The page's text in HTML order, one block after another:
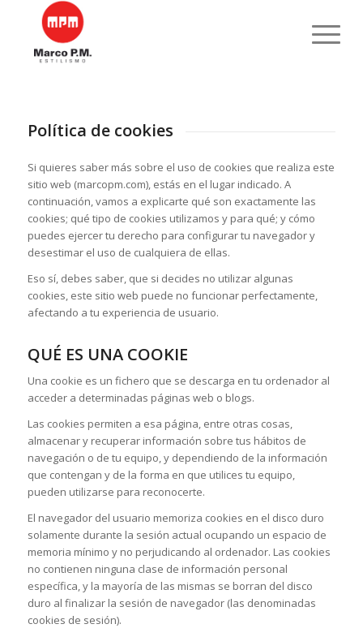
Política de cookies
Si quieres saber más sobre el uso de cookies que realiza este
sitio web (marcopm.com), estás en el lugar indicado. A
continuación, vamos a explicarte qué son exactamente las
cookies; qué tipo de cookies utilizamos y para qué; y cómo
puedes ejercer tu derecho para configurar tu navegador y
desestimar el uso de cualquiera de ellas.
Eso sí, debes saber, que si decides no utilizar algunas
cookies, este sitio web puede no funcionar perfectamente,
afectando a tu experiencia de usuario.
QUÉ ES UNA COOKIE
Una cookie es un fichero que se descarga en tu ordenador al
acceder a determinadas páginas web o blogs.
Las cookies permiten a esa página, entre otras cosas,
almacenar y recuperar información sobre tus hábitos de
navegación o de tu equipo, y dependiendo de la información
que contengan y de la forma en que utilices tu equipo,
pueden utilizarse para reconocerte.
El navegador del usuario memoriza cookies en el disco duro
solamente durante la sesión actual ocupando un espacio de
memoria mínimo y no perjudicando al ordenador. Las cookies
no contienen ninguna clase de información personal
específica, y la mayoría de las mismas se borran del disco
duro al finalizar la sesión de navegador (las denominadas
cookies de sesión).